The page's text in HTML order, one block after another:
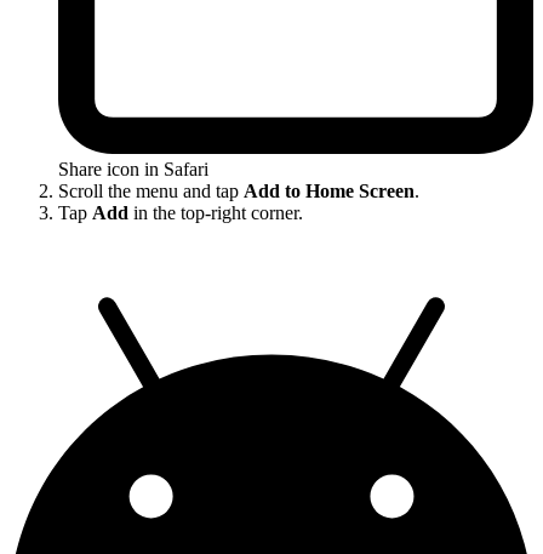
Share icon in Safari
Scroll the menu and tap Add to Home Screen.
Tap Add in the top-right corner.